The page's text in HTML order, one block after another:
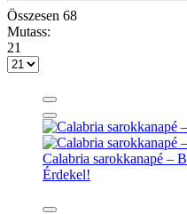
Összesen 68
Mutass:
21
Calabria sarokkanapé – B
Érdekel!